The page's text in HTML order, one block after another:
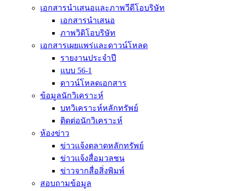
เอกสารนำเสนอและภาพวีดีโอบริษัท
เอกสารนำเสนอ
ภาพวิดิโอบริษัท
เอกสารเผยแพร่และดาวน์โหลด
รายงานประจำปี
แบบ 56-1
ดาวน์โหลดเอกสาร
ข้อมูลนักวิเคราะห์
บทวิเคราะห์หลักทรัพย์
ติดต่อนักวิเคราะห์
ห้องข่าว
ข่าวแจ้งตลาดหลักทรัพย์
ข่าวเเจ้งสื่อมวลชน
ข่าวจากสื่อสิ่งพิมพ์
สอบถามข้อมูล